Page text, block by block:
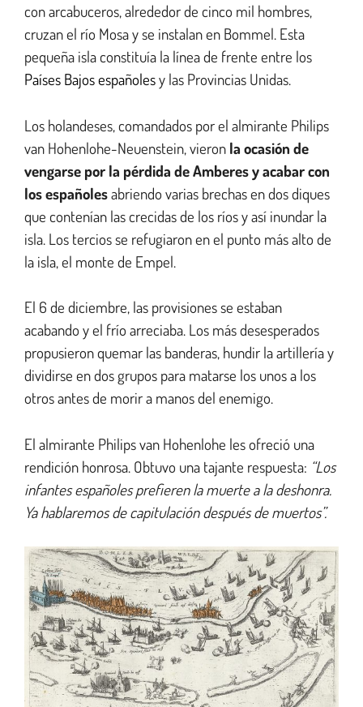
con arcabuceros, alrededor de cinco mil hombres,
cruzan el río Mosa y se instalan en Bommel. Esta
pequeña isla constituía la línea de frente entre los
Países Bajos españolesy las Provincias Unidas.
Los holandeses, comandados por el almirante Philips
van Hohenlohe-Neuenstein, vieron la ocasión de
vengarse por la pérdida de Amberes y acabar con
los españolesabriendo varias brechas en dos diques
que contenían las crecidas de los ríos y así inundar la
isla. Los tercios se refugiaron en el punto más alto de
la isla, el monte de Empel.
El 6 de diciembre, las provisiones se estaban
acabando y el frío arreciaba. Los más desesperados
propusieron quemar las banderas, hundir la artillería y
dividirse en dos grupos para matarse los unos a los
otros antes de morir a manos del enemigo.
El almirante Philips van Hohenlohe les ofreció una
rendición honrosa. Obtuvo una tajante respuesta: “Los
infantes españoles prefieren la muerte a la deshonra.
Ya hablaremos de capitulación después de muertos”.